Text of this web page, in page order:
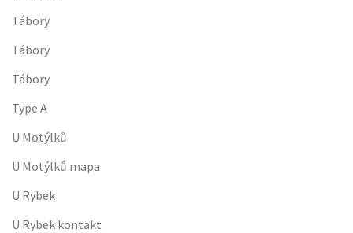
Tábory
Tábory
Tábory
Type A
U Motýlků
U Motýlků mapa
U Rybek
U Rybek kontakt